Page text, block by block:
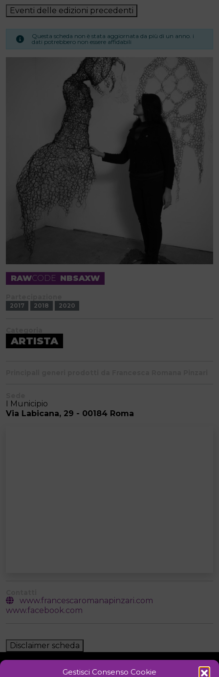
Gestisci Consenso Cookie
Eventi delle edizioni precedenti
Questa scheda non è stata aggiornata da più di un anno. i
dati potrebbero non essere affidabili
RAWCODE NBSAXW
2017 2018 2020
ARTISTA
I Municipio
Via Labicana, 29 - 00184 Roma
www.francescaromanapinzari.com
www.facebook.com
Disclaimer scheda